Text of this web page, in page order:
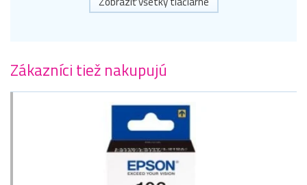
Zákazníci tiež nakupujú